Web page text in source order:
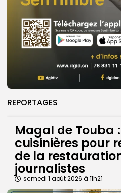
REPORTAGES
Magal de Touba
cuisinières pour
de la
journalistes
samedi 1 août 2026 à 11h21